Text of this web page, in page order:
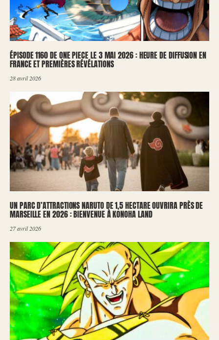
ÉPISODE 1160 DE ONE PIECE LE 3 MAI 2026 : HEURE DE DIFFUSION EN
FRANCE ET PREMIÈRES RÉVÉLATIONS
28 avril 2026
UN PARC D’ATTRACTIONS NARUTO DE 1,5 HECTARE OUVRIRA PRÈS DE
MARSEILLE EN 2026 : BIENVENUE À KONOHA LAND
27 avril 2026